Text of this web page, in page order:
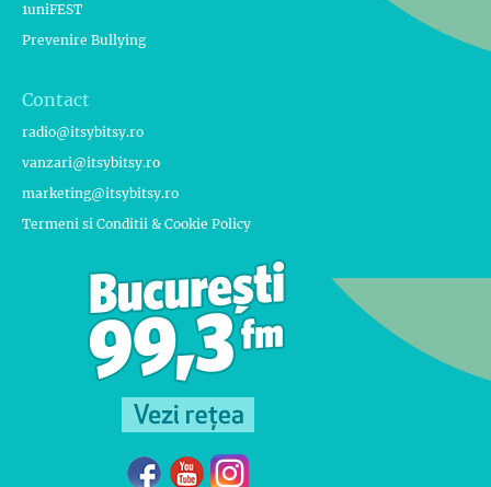
1uniFEST
Prevenire Bullying
Contact
radio@itsybitsy.ro
vanzari@itsybitsy.ro
marketing@itsybitsy.ro
Termeni si Conditii & Cookie Policy